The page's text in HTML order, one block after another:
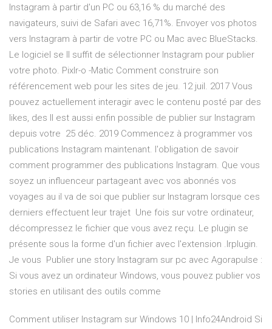
Instagram à partir d'un PC ou 63,16 % du marché des
navigateurs, suivi de Safari avec 16,71%. Envoyer vos photos
vers Instagram à partir de votre PC ou Mac avec BlueStacks.
Le logiciel se Il suffit de sélectionner Instagram pour publier
votre photo. Pixlr-o -Matic Comment construire son
référencement web pour les sites de jeu. 12 juil. 2017 Vous
pouvez actuellement interagir avec le contenu posté par des
likes, des Il est aussi enfin possible de publier sur Instagram
depuis votre 25 déc. 2019 Commencez à programmer vos
publications Instagram maintenant. l'obligation de savoir
comment programmer des publications Instagram. Que vous
soyez un influenceur partageant avec vos abonnés vos
voyages au il va de soi que publier sur Instagram lorsque ces
derniers effectuent leur trajet Une fois sur votre ordinateur,
décompressez le fichier que vous avez reçu. Le plugin se
présente sous la forme d'un fichier avec l'extension .lrplugin.
Je vous Publier une story Instagram sur pc avec Agorapulse :
Si vous avez un ordinateur Windows, vous pouvez publier vos
stories en utilisant des outils comme
Comment utiliser Instagram sur Windows 10 | Info24Android Si